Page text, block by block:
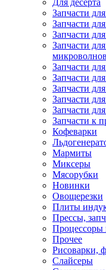
Для десерта
Запчасти
Запчасти
Запчасти
Запчасти
Запчасти
Запчасти
Запчасти
Запчасти
Запчасти
Запчасти к
Кофеварки
Мармиты
Миксеры
Мясорубки
Новинки
Овощерезки
Плиты
Прессы,
Процессоры
Прочее
Рисоварки,
Слайсеры